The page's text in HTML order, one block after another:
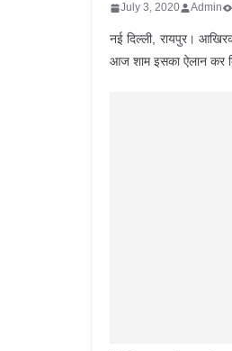
July 3, 2020 Admin
नई दिल्ली, रायपुर।
आज शाम इसका ऐलान कर